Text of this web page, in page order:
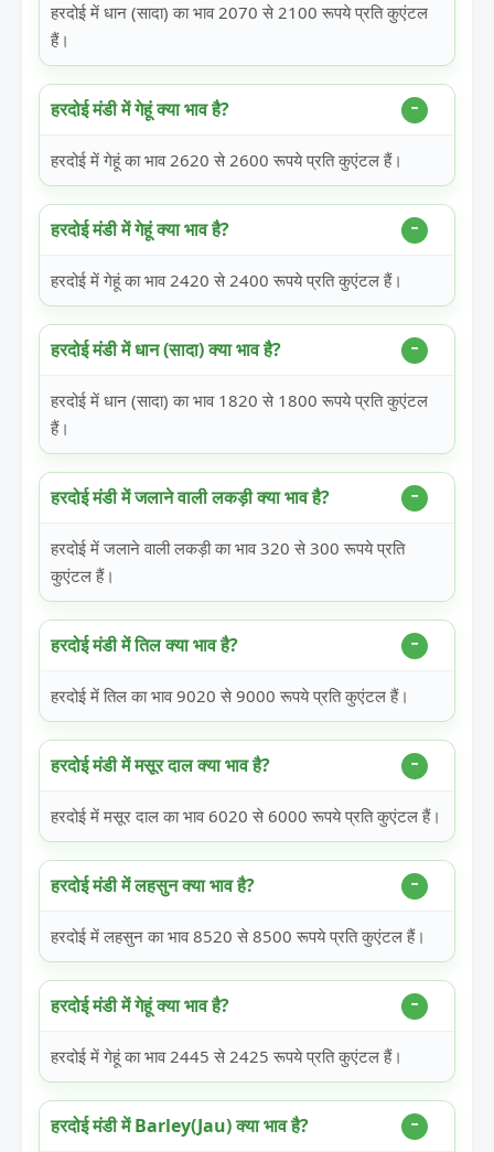
हरदोई में धान (सादा) का भाव 2070 से 2100 रूपये प्रति कुएंटल
हैं।
हरदोई मंडी में गेहूं क्या भाव है?
हरदोई में गेहूं का भाव 2620 से 2600 रूपये प्रति कुएंटल हैं।
हरदोई मंडी में गेहूं क्या भाव है?
हरदोई में गेहूं का भाव 2420 से 2400 रूपये प्रति कुएंटल हैं।
हरदोई मंडी में धान (सादा) क्या भाव है?
हरदोई में धान (सादा) का भाव 1820 से 1800 रूपये प्रति कुएंटल
हैं।
हरदोई मंडी में जलाने वाली लकड़ी क्या भाव है?
हरदोई में जलाने वाली लकड़ी का भाव 320 से 300 रूपये प्रति
कुएंटल हैं।
हरदोई मंडी में तिल क्या भाव है?
हरदोई में तिल का भाव 9020 से 9000 रूपये प्रति कुएंटल हैं।
हरदोई मंडी में मसूर दाल क्या भाव है?
हरदोई में मसूर दाल का भाव 6020 से 6000 रूपये प्रति कुएंटल हैं।
हरदोई मंडी में लहसुन क्या भाव है?
हरदोई में लहसुन का भाव 8520 से 8500 रूपये प्रति कुएंटल हैं।
हरदोई मंडी में गेहूं क्या भाव है?
हरदोई में गेहूं का भाव 2445 से 2425 रूपये प्रति कुएंटल हैं।
हरदोई मंडी में Barley(Jau) क्या भाव है?